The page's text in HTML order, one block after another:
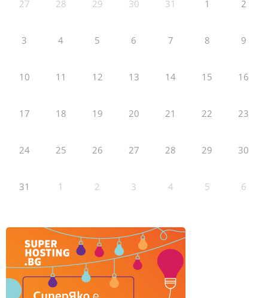
27 28 29 30 31 1 2
3 4 5 6 7 8 9
10 11 12 13 14 15 16
17 18 19 20 21 22 23
24 25 26 27 28 29 30
31 1 2 3 4 5 6